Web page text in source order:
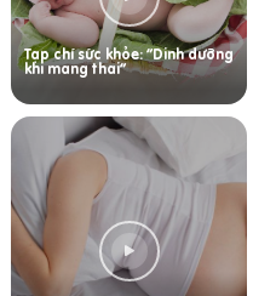
Tạp chí sức khỏe: “Dinh dưỡng
khi mang thai”